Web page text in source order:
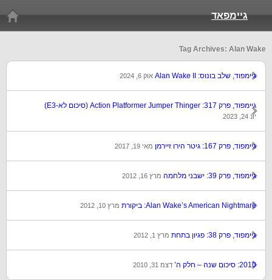
גיימפאד
Tag Archives: Alan Wake
גיימפוד, שלב בונוס: Alan Wake II אוק 6, 2024
גיימפוד, פרק 317: Action Platformer Jumper Thinger (סיכום לא-E3)
יונ 24, 2023
גיימפוד, פרק 167: גיטר הירו זיירמן מאי 19, 2017
גיימפוד, פרק 39: ישבני מלחמה מרץ 16, 2012
Alan Wake’s American Nightmare: ביקורת מרץ 10, 2012
גיימפוד, פרק 38: פגיון בתחת מרץ 1, 2012
2010: סיכום שנה – חלק ה’ דצמ 31, 2010